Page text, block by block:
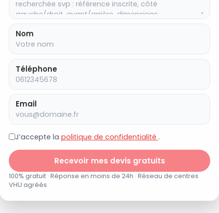
Nom
Téléphone
Email
J’accepte la politique de confidentialité .
Recevoir mes devis gratuits
100% gratuit · Réponse en moins de 24h · Réseau de centres
VHU agréés